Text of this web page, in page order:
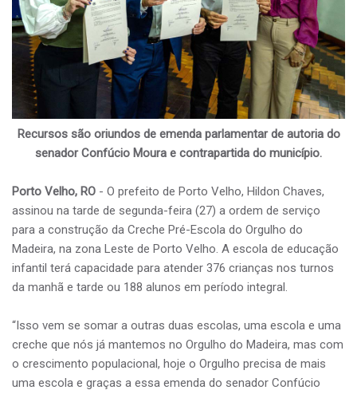
Recursos são oriundos de emenda parlamentar de autoria do
senador Confúcio Moura e contrapartida do município.
Porto Velho, RO - O prefeito de Porto Velho, Hildon Chaves,
assinou na tarde de segunda-feira (27) a ordem de serviço
para a construção da Creche Pré-Escola do Orgulho do
Madeira, na zona Leste de Porto Velho. A escola de educação
infantil terá capacidade para atender 376 crianças nos turnos
da manhã e tarde ou 188 alunos em período integral.
“Isso vem se somar a outras duas escolas, uma escola e uma
creche que nós já mantemos no Orgulho do Madeira, mas com
o crescimento populacional, hoje o Orgulho precisa de mais
uma escola e graças a essa emenda do senador Confúcio